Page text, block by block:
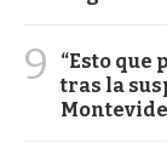
9
“Esto que
tras la